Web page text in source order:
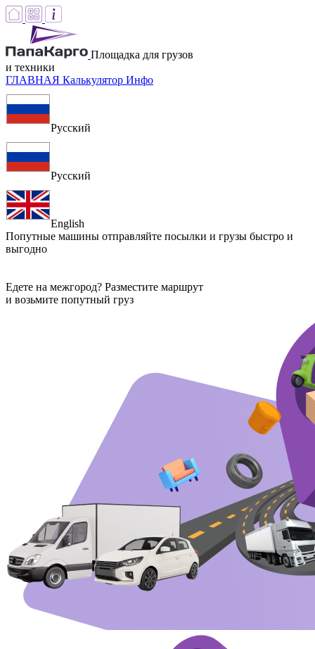
Площадка для грузов
и техники
ГЛАВНАЯ Калькулятор Инфо
Русский
Русский
English
Попутные машины отправляйте посылки и грузы быстро и
выгодно
Едете на межгород? Разместите маршрут
и возьмите попутный груз